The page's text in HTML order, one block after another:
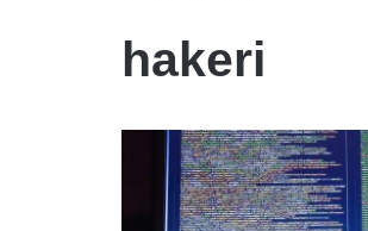
hakeri